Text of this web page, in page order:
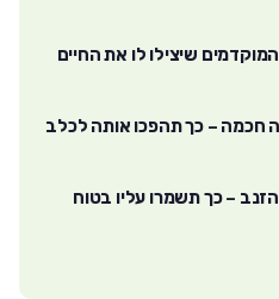
שיצילו לו את החיים
חכמה – כך תהפכו אותה לכלב
– כך תשמרו עליו בטוח